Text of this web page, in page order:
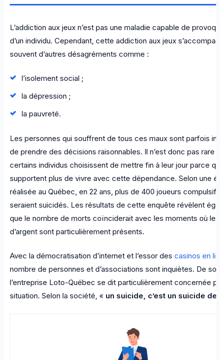
L’addiction aux jeux n’est pas une maladie capable de
d’un individu. Cependant, cette addiction aux jeux
souvent d’autres désagréments comme :
l’isolement social ;
la dépression ;
la pauvreté.
Les personnes qui souffrent de tous ces maux sont parfois
de prendre des décisions raisonnables. Il n’est donc pas rare
certains individus choisissent de mettre fin à leur jour parce
supportent plus de vivre avec cette dépendance. Selon une
réalisée au Québec, en 22 ans, plus de 400 joueurs
seraient suicidés. Les résultats de cette enquête révèlent
que le nombre de morts coïnciderait avec les moments où
d’argent sont particulièrement présents.
Avec la démocratisation d’internet et l’essor des casinos en
nombre de personnes et d’associations sont inquiètes. De
l’entreprise Loto-Québec se dit particulièrement concernée
situation. Selon la société, « un suicide, c’est un suicide